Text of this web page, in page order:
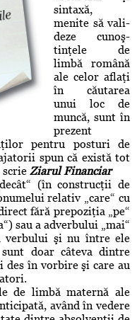
sintaxă,
menite să vali­
deze cu­noş­
tinţele de
limbă română
ale celor aflaţi
în căutarea
unui loc de
muncă, sunt în
prezent
pentru posturi de
spun că există tot
Ziarul Financiar
(în construcţii de
relativ „care“ cu
fără prepo­ziţia „pe“
sau a adverbului „mai“
verbului şi nu între ele
doar câte­va dintre
des în vorbire şi care au
de limbă maternă ale
având în vedere